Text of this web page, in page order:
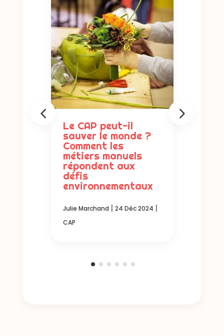
Le CAP peut-il
sauver le monde ?
Comment les
métiers manuels
répondent aux
défis
environnementaux
Julie Marchand 24 Déc 2024
CAP